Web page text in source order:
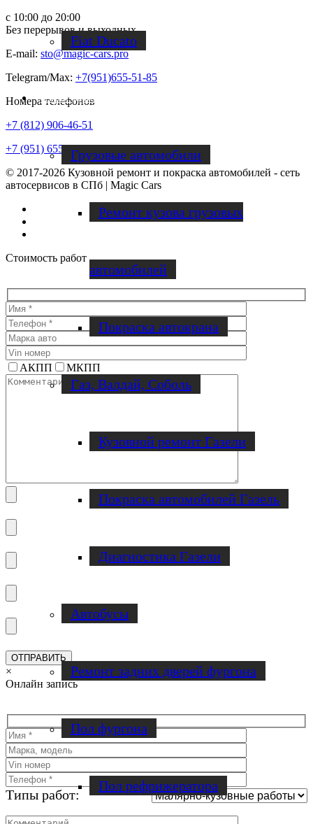
Fiat Ducato
Ремонт фургонов
Грузовые автомобили
Ремонт кузова грузовых
автомобилей
Покраска автокрана
Газ, Валдай, Соболь
Кузовной ремонт Газели
Покраска автомобилей Газель
Диагностика Газели
Автобусы
Ремонт задних дверей фургона
Пол фургона
Пол рефрижератора
с 10:00 до 20:00
Без перерывов и выходных
E-mail: sto@magic-cars.pro
Telegram/Max: +7(951)655-51-85
Номера телефонов
+7 (812) 906-46-51
+7 (951) 655-51-85
© 2017-2026 Кузовной ремонт и покраска автомобилей - сеть
автосервисов в СПб | Magic Cars
Стоимость работ
АКПП МКПП
×
Онлайн запись
Типы работ: